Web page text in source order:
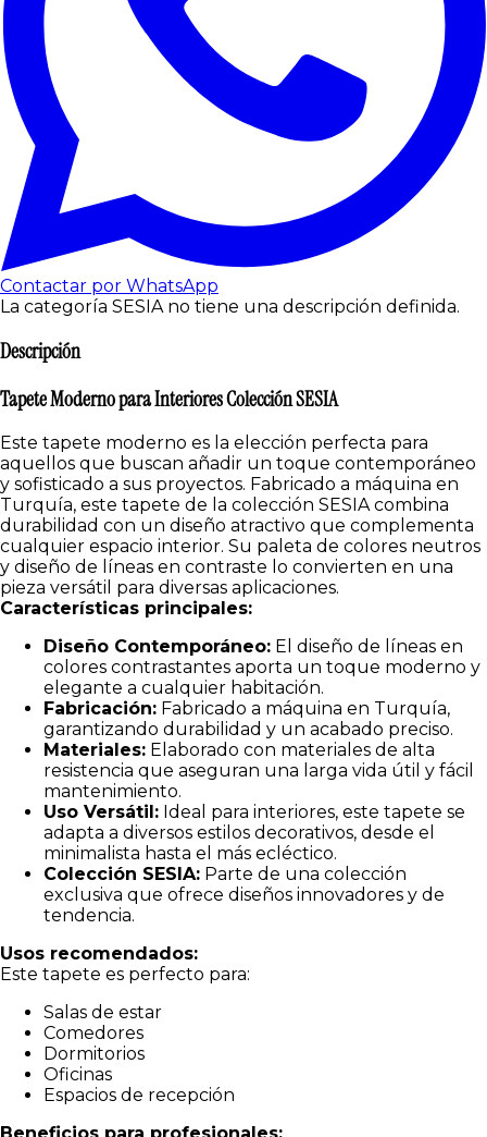
Contactar por WhatsApp
La categoría SESIA no tiene una descripción definida.
Descripción
Tapete Moderno para Interiores Colección SESIA
Este tapete moderno es la elección perfecta para
aquellos que buscan añadir un toque contemporáneo
y sofisticado a sus proyectos. Fabricado a máquina en
Turquía, este tapete de la colección SESIA combina
durabilidad con un diseño atractivo que complementa
cualquier espacio interior. Su paleta de colores neutros
y diseño de líneas en contraste lo convierten en una
pieza versátil para diversas aplicaciones.
Características principales:
Diseño Contemporáneo: El diseño de líneas en
colores contrastantes aporta un toque moderno y
elegante a cualquier habitación.
Fabricación: Fabricado a máquina en Turquía,
garantizando durabilidad y un acabado preciso.
Materiales: Elaborado con materiales de alta
resistencia que aseguran una larga vida útil y fácil
mantenimiento.
Uso Versátil: Ideal para interiores, este tapete se
adapta a diversos estilos decorativos, desde el
minimalista hasta el más ecléctico.
Colección SESIA: Parte de una colección
exclusiva que ofrece diseños innovadores y de
tendencia.
Usos recomendados:
Este tapete es perfecto para:
Salas de estar
Comedores
Dormitorios
Oficinas
Espacios de recepción